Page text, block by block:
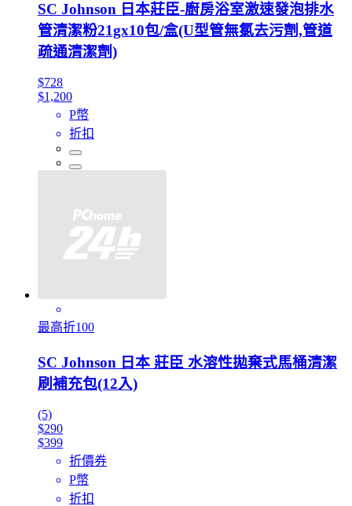
SC Johnson 日本莊臣-廚房浴室激速發泡排水
管清潔粉21gx10包/盒(U型管無氯去污劑,管道
疏通清潔劑)
$728
$1,200
P幣
折扣
最高折100
SC Johnson 日本 莊臣 水溶性拋棄式馬桶清潔
刷補充包(12入)
(5)
$290
$399
折價券
P幣
折扣